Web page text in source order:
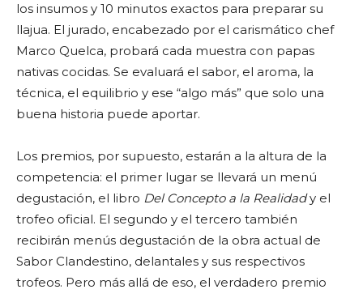
los insumos y 10 minutos exactos para preparar su
llajua. El jurado, encabezado por el carismático chef
Marco Quelca, probará cada muestra con papas
nativas cocidas. Se evaluará el sabor, el aroma, la
técnica, el equilibrio y ese “algo más” que solo una
buena historia puede aportar.
Los premios, por supuesto, estarán a la altura de la
competencia: el primer lugar se llevará un menú
degustación, el libro Del Concepto a la Realidady el
trofeo oficial. El segundo y el tercero también
recibirán menús degustación de la obra actual de
Sabor Clandestino, delantales y sus respectivos
trofeos. Pero más allá de eso, el verdadero premio